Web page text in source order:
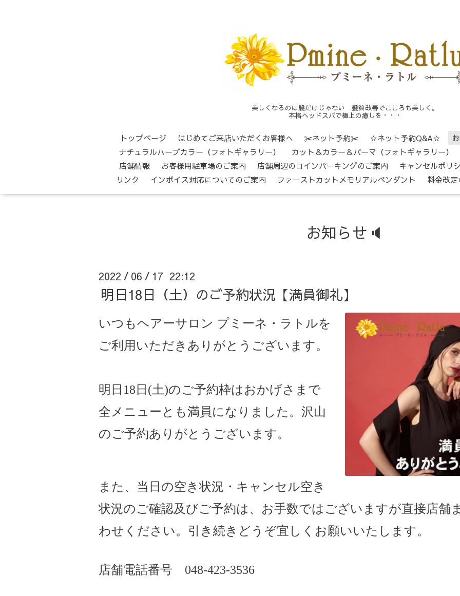
美しくなるのは髪だけじゃない 髪質改善でこころも美しく。
本格ヘッドスパで極上の癒しを・・・
トップページ はじめてご来店いただくお客様へ ✂ネット予約✂ ☆ネット予約Q&A☆
ナチュラルハーブカラー（フォトギャラリー）
カット＆カラー＆パーマ（フォトギャラリー）
店舗情報
お客様用駐車場のご案内 店舗周辺のコインパーキングのご案内
キャンセルポリ
リンク
インボイス対応についてのご案内 ファーストカットメモリアルペンダント 料金改
お知らせ🔈
2022 / 06 / 17 22:12
明日18日（土）のご予約状況【満員御礼】
いつもヘアーサロン プミーネ・ラトルを
ご利用いただきありがとうございます。
明日18 日(土)のご予約枠はおかげさまで
全メニューとも満員になりました。沢山
のご予約ありがとうございます。
また、当日の空き状況・キャンセル空き
状況のご確認及びご予約は、お手数ではございますが直接店舗
わせください。引き続きどうぞ宜しくお願いいたします。
店舗電話番号 048-423-3536